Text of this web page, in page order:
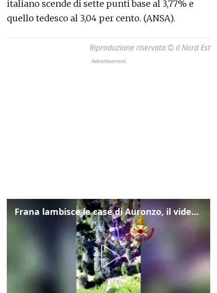
italiano scende di sette punti base al 3,77% e
quello tedesco al 3,04 per cento. (ANSA).
Riproduzione riservata © il Nord Est
Frana lambisce le case di Auronzo, il video dall'elicottero dei vigili del fuoco